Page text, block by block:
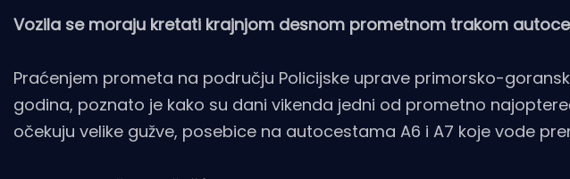
Vozila se moraju kretati krajnjom desnom prometnom trakom
Praćenjem prometa na području Policijske uprave primorsko-
godina, poznato je kako su dani vikenda jedni od prometno
očekuju velike gužve, posebice na autocestama A6 i A7 koje vode